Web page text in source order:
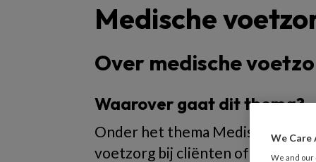
Medische
Over medische
Waarover gaat dit thema?
Onder het thema Medische
voetzorg bij cliënten of
We Care
We and our